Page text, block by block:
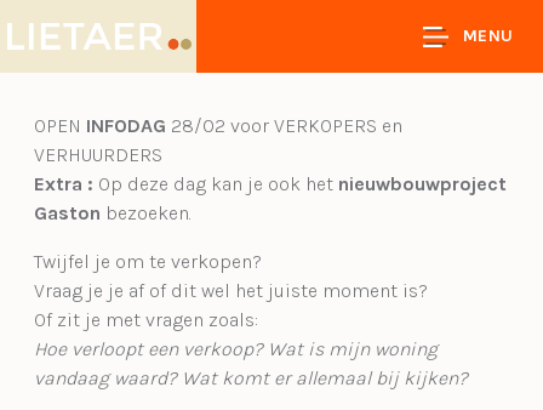
MENU
OPEN INFODAG 28/02 voor VERKOPERS en
VERHUURDERS
Extra : Op deze dag kan je ook het nieuwbouwproject
Gaston bezoeken.
Twijfel je om te verkopen?
Vraag je je af of dit wel het juiste moment is?
Of zit je met vragen zoals:
Hoe verloopt een verkoop? Wat is mijn woning
vandaag waard? Wat komt er allemaal bij kijken?